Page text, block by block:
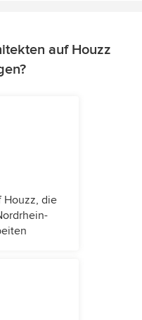
auf Houzz
Houzz, die